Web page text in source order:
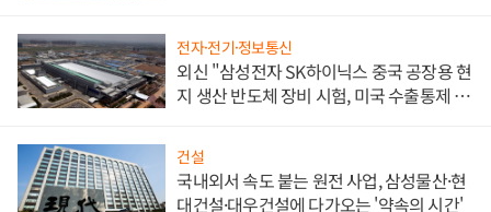
전자·전기·정보통신
외신 "삼성전자 SK하이닉스 중국 공장용 현
지 생산 반도체 장비 시험, 미국 수출통제 대
건설
국내외서 속도 붙는 원전 사업, 삼성물산·현
대건설·대우건설에 다가오는 '약속의 시간'